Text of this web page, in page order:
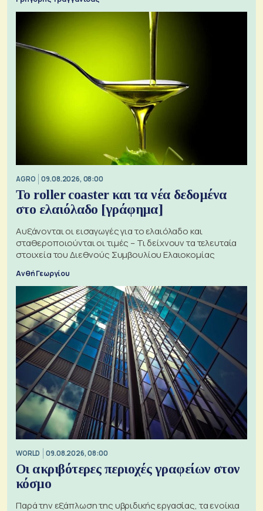
AGRO 09.08.2026, 08:00
Το roller coaster και τα νέα δεδομένα
στο ελαιόλαδο [γράφημα]
Αυξάνονται οι εισαγωγές για το ελαιόλαδο και
σταθεροποιούνται οι τιμές – Τι δείχνουν τα τελευταία
στοιχεία του Διεθνούς Συμβουλίου Ελαιοκομίας
Ανθή Γεωργίου
WORLD 09.08.2026, 08:00
Οι ακριβότερες περιοχές γραφείων στον
κόσμο
Παρά την εξάπλωση της υβριδικής εργασίας, τα ενοίκια